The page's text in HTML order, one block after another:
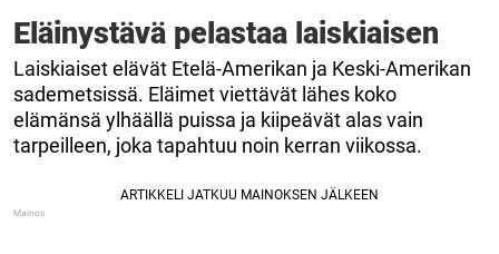
Eläinystävä pelastaa laiskiaisen
Laiskiaiset elävät Etelä-Amerikan ja Keski-Amerikan
sademetsissä. Eläimet viettävät lähes koko
elämänsä ylhäällä puissa ja kiipeävät alas vain
tarpeilleen, joka tapahtuu noin kerran viikossa.